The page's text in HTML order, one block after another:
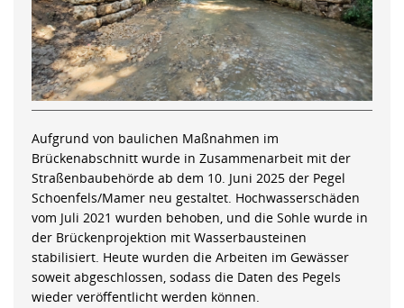
Aufgrund von baulichen Maßnahmen im
Brückenabschnitt wurde in Zusammenarbeit mit der
Straßenbaubehörde ab dem 10. Juni 2025 der Pegel
Schoenfels/Mamer neu gestaltet. Hochwasserschäden
vom Juli 2021 wurden behoben, und die Sohle wurde in
der Brückenprojektion mit Wasserbausteinen
stabilisiert. Heute wurden die Arbeiten im Gewässer
soweit abgeschlossen, sodass die Daten des Pegels
wieder veröffentlicht werden können.